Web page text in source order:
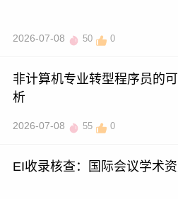
2026-07-08 50 0
非计算机专业转型程序员的
析
2026-07-08 55 0
EI收录核查：国际会议学术